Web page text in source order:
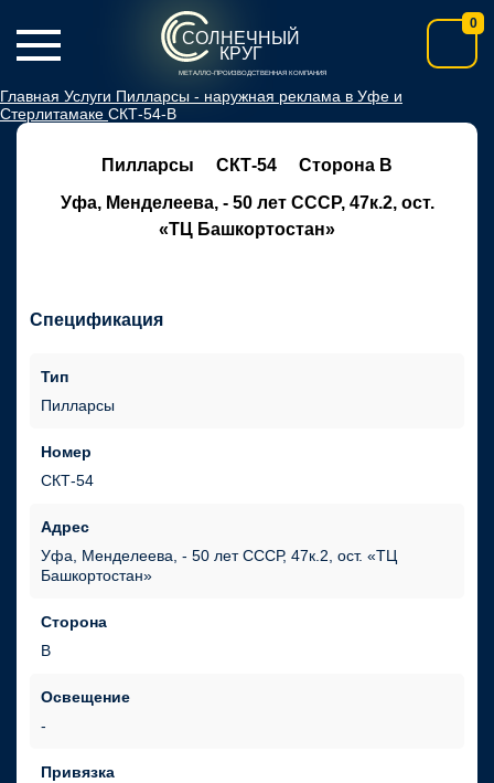
СОЛНЕЧНЫЙ
КРУГ
МЕТАЛЛО-ПРОИЗВОДСТВЕННАЯ КОМПАНИЯ
0
Главная Услуги Пилларсы - наружная реклама в Уфе и
Стерлитамаке СКТ-54-В
Пилларсы СКТ-54
Сторона В
Уфа, Менделеева, - 50 лет СССР, 47к.2, ост.
«ТЦ Башкортостан»
Спецификация
Тип
Пилларсы
Номер
СКТ-54
Адрес
Уфа, Менделеева, - 50 лет СССР, 47к.2, ост. «ТЦ
Башкортостан»
Сторона
В
Освещение
Привязка